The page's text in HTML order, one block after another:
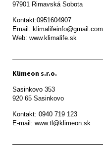
97901 Rimavská Sobota
Kontakt:0951604907
Email: klimalifeinfo@gmail.com
Web: www.klimalife.sk
Klimeon s.r.o.
Sasinkovo 353
920 65 Sasinkovo
Kontakt: 0940 719 123
E-mail: www.tl@klimeon.sk